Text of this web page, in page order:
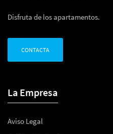
Disfruta de los apartamentos.
CONTACTA
La Empresa
Aviso Legal